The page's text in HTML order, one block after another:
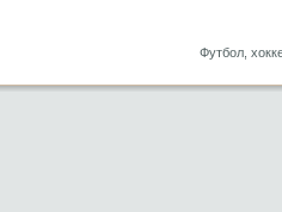
Футбол,